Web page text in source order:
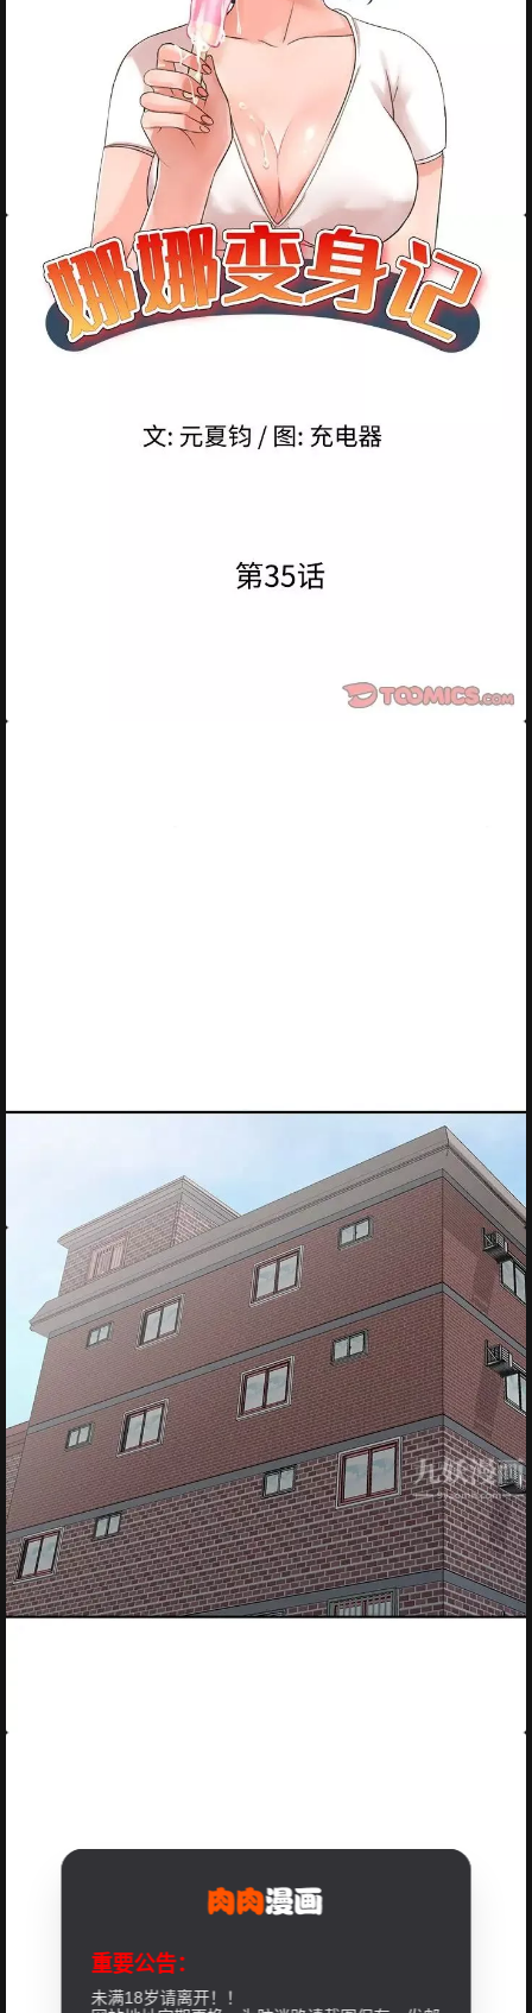
重要公告：
未满18岁请离开！！